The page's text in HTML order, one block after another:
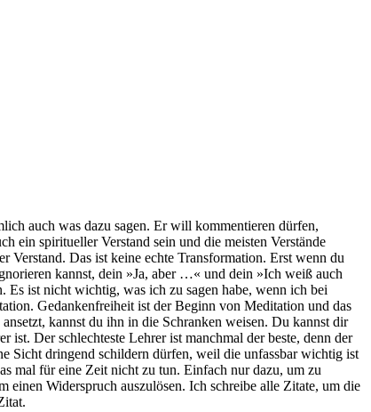
auch was dazu sagen. Er will kommentieren dürfen,
ein spiritueller Verstand sein und die meisten Verstände
Verstand. Das ist keine echte Transformation. Erst wenn du
kannst, dein »Ja, aber …« und dein »Ich weiß auch
Es ist nicht wichtig, was ich zu sagen habe, wenn ich bei
Gedankenfreiheit ist der Beginn von Meditation und das
kannst du ihn in die Schranken weisen. Du kannst dir
Der schlechteste Lehrer ist manchmal der beste, denn der
Sicht dringend schildern dürfen, weil die unfassbar wichtig ist
mal für eine Zeit nicht zu tun. Einfach nur dazu, um zu
Widerspruch auszulösen. Ich schreibe alle Zitate, um die